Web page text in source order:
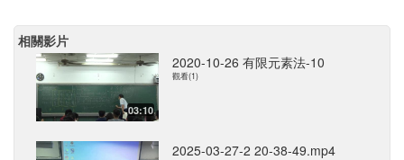
相關影片
03:10
2020-10-26 有限元素法-10
觀看(1)
2025-03-27-2 20-38-49.mp4